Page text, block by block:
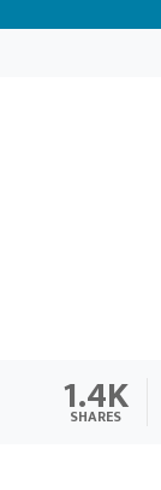
1.4K
SHARES